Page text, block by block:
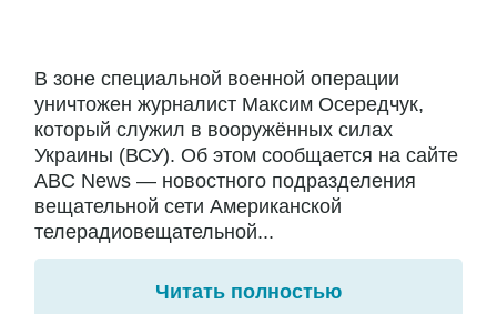
В зоне специальной военной операции
уничтожен журналист Максим Осередчук,
который служил в вооружённых силах
Украины (ВСУ). Об этом сообщается на сайте
ABC News — новостного подразделения
вещательной сети Американской
телерадиовещательной...
Читать полностью